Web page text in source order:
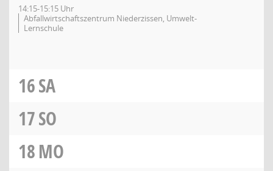
14:15-15:15 Uhr
Abfallwirtschaftszentrum Niederzissen, Umwelt-
Lernschule
16SA
17SO
18MO